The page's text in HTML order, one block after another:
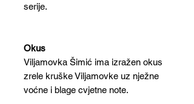
serije.
Okus
Viljamovka Šimić ima izražen okus
zrele kruške Viljamovke uz nježne
voćne i blage cvjetne note.